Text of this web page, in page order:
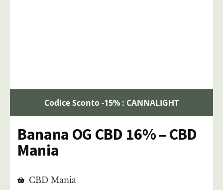
Codice Sconto -15% : CANNALIGHT
Banana OG CBD 16% – CBD
Mania
CBD Mania